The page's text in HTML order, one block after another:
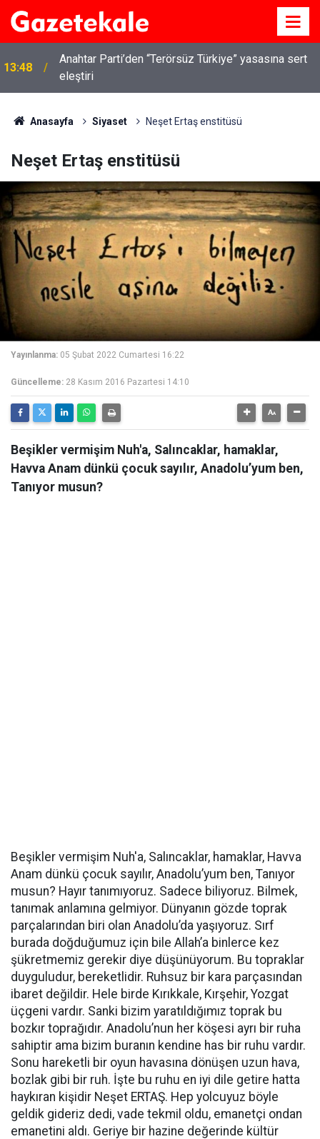
13:48
Anahtar Parti’den “Terörsüz Türkiye” yasasına sert
eleştiri
13:07
Kırıkkale’de hayvan hastalıklarına karşı denetimler
artırıldı
Anasayfa Siyaset Neşet Ertaş enstitüsü
Neşet Ertaş enstitüsü
Yayınlanma: 05 Şubat 2022 Cumartesi 16:22
Güncelleme: 28 Kasım 2016 Pazartesi 14:10
Beşikler vermişim Nuh'a, Salıncaklar, hamaklar,
Havva Anam dünkü çocuk sayılır, Anadolu’yum ben,
Tanıyor musun?
Beşikler vermişim Nuh'a, Salıncaklar, hamaklar, Havva
Anam dünkü çocuk sayılır, Anadolu’yum ben, Tanıyor
musun? Hayır tanımıyoruz. Sadece biliyoruz. Bilmek,
tanımak anlamına gelmiyor. Dünyanın gözde toprak
parçalarından biri olan Anadolu’da yaşıyoruz. Sırf
burada doğduğumuz için bile Allah’a binlerce kez
şükretmemiz gerekir diye düşünüyorum. Bu topraklar
duyguludur, bereketlidir. Ruhsuz bir kara parçasından
ibaret değildir. Hele birde Kırıkkale, Kırşehir, Yozgat
üçgeni vardır. Sanki bizim yaratıldığımız toprak bu
bozkır toprağıdır. Anadolu’nun her köşesi ayrı bir ruha
sahiptir ama bizim buranın kendine has bir ruhu vardır.
Sonu hareketli bir oyun havasına dönüşen uzun hava,
bozlak gibi bir ruh. İşte bu ruhu en iyi dile getire hatta
haykıran kişidir Neşet ERTAŞ. Hep yolcuyuz böyle
geldik gideriz dedi, vade tekmil oldu, emanetçi ondan
emanetini aldı. Geriye bir hazine değerinde kültür